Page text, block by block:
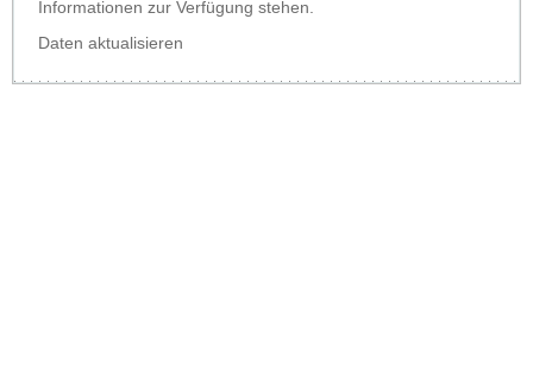
Informationen zur Verfügung stehen.
Daten aktualisieren